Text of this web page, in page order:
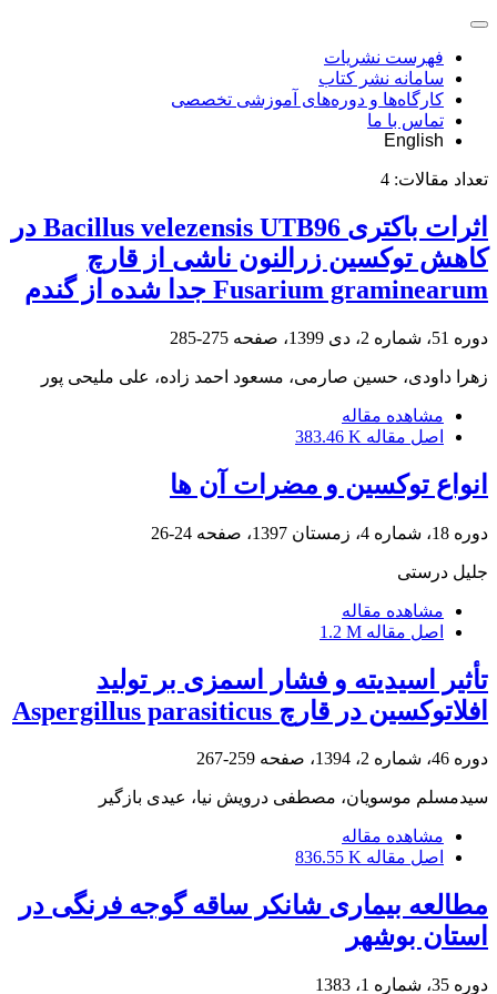
فهرست نشریات
سامانه نشر کتاب
کارگاه‌ها و دوره‌های آموزشی تخصصی
تماس با ما
English
تعداد مقالات: 4
اثرات باکتری Bacillus velezensis UTB96 در
کاهش توکسین زرالنون ناشی از قارچ
Fusarium graminearum جدا شده از گندم
دوره 51، شماره 2، دی 1399، صفحه 275-285
زهرا داودی، حسین صارمی، مسعود احمد زاده، علی ملیحی پور
مشاهده مقاله
اصل مقاله 383.46 K
انواع توکسین و مضرات آن ها
دوره 18، شماره 4، زمستان 1397، صفحه 24-26
جلیل درستی
مشاهده مقاله
اصل مقاله 1.2 M
تأثیر اسیدیته و فشار اسمزی بر تولید
افلاتوکسین در قارچ Aspergillus parasiticus
دوره 46، شماره 2، 1394، صفحه 259-267
سیدمسلم موسویان، مصطفی درویش نیا، عیدی بازگیر
مشاهده مقاله
اصل مقاله 836.55 K
مطالعه بیماری شانکر ساقه گوجه فرنگی در
استان بوشهر
دوره 35، شماره 1، 1383